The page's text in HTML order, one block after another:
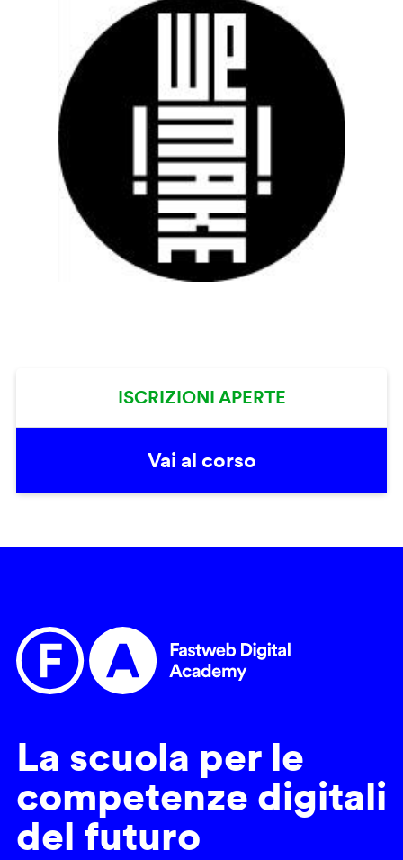
ISCRIZIONI APERTE
Vai al corso
La scuola per le
competenze digitali
del futuro